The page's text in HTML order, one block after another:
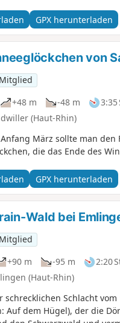
GPX herunterladen
von
+48 m -48 m 3:35
(Haut-Rhin)
Anfang März sollte man
die das Ende des
GPX herunterladen
Wald bei
+90 m -95 m 2:20
(Haut-Rhin)
schrecklichen Schlacht
Auf dem Hügel), der die